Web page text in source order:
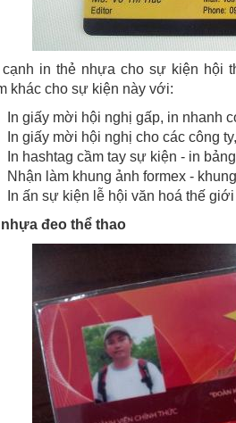
cạnh in thẻ nhựa cho sự kiện hội
khác cho sự kiện này với:
In giấy mời hội nghị gấp, in nhanh
In giấy mời hội nghị cho các công
In hashtag cầm tay sự kiện - in
Nhận làm khung ảnh formex -
In ấn sự kiện lễ hội văn hoá thế
đeo thể thao